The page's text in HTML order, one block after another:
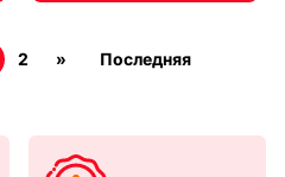
2 » Последняя